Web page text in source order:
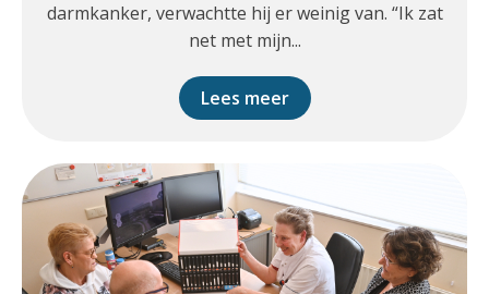
darmkanker, verwachtte hij er weinig van. “Ik zat
net met mijn...
Lees meer